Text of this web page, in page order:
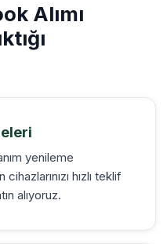
Alımı
yenileme
hızlı teklif
alıyoruz.